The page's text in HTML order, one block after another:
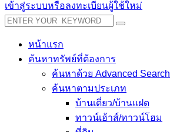
เข้าสู่ระบบหรือลงทะเบียนผู้ใช้ใหม่
หน้าแรก
ค้นหาทรัพย์ที่ต้องการ
ค้นหาด้วย Advanced Search
ค้นหาตามประเภท
บ้านเดี่ยว/บ้านแฝด
ทาวน์เฮ้าส์/ทาวน์โฮม